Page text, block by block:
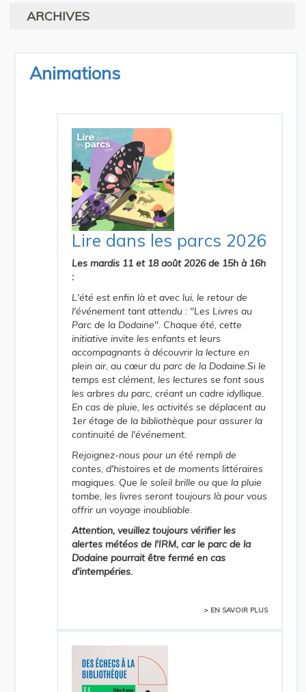
ARCHIVES
Animations
Lire dans les parcs 2026
Les mardis 11 et 18 août 2026 de 15h à 16h
:
L'été est enfin là et avec lui, le retour de
l'événement tant attendu : "Les Livres au
Parc de la Dodaine". Chaque été, cette
initiative invite les enfants et leurs
accompagnants à découvrir la lecture en
plein air, au cœur du parc de la Dodaine.Si le
temps est clément, les lectures se font sous
les arbres du parc, créant un cadre idyllique.
En cas de pluie, les activités se déplacent au
1er étage de la bibliothèque pour assurer la
continuité de l'événement.
Rejoignez-nous pour un été rempli de
contes, d'histoires et de moments littéraires
magiques. Que le soleil brille ou que la pluie
tombe, les livres seront toujours là pour vous
offrir un voyage inoubliable.
Attention, veuillez toujours vérifier les
alertes météos de l'IRM, car le parc de la
Dodaine pourrait être fermé en cas
d'intempéries.
> EN SAVOIR PLUS